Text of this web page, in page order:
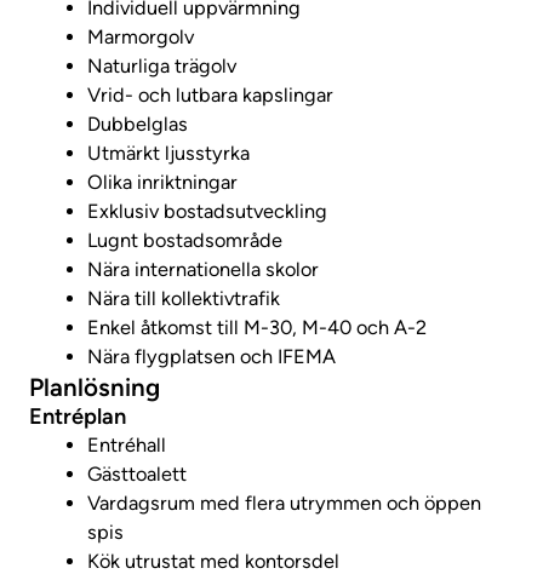
Individuell uppvärmning
Marmorgolv
Naturliga trägolv
Vrid- och lutbara kapslingar
Dubbelglas
Utmärkt ljusstyrka
Olika inriktningar
Exklusiv bostadsutveckling
Lugnt bostadsområde
Nära internationella skolor
Nära till kollektivtrafik
Enkel åtkomst till M-30, M-40 och A-2
Nära flygplatsen och IFEMA
Planlösning
Entréplan
Entréhall
Gästtoalett
Vardagsrum med flera utrymmen och öppen
spis
Kök utrustat med kontorsdel